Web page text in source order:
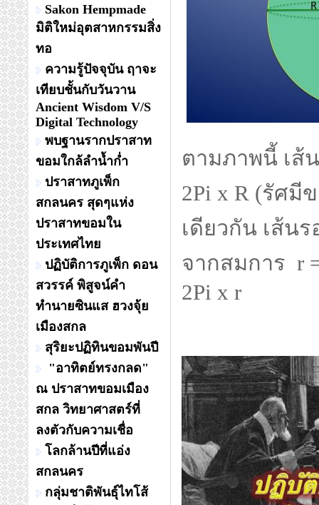
Sakon Hempmade
มิติใหม่อุตสาหกรรมสิ่ง
ทอ
ความรู้ปัจจุบัน ฤาจะ
เทียบชั้นกับวันวาน
Ancient Wisdom V/S
Digital Technology
พบฐานรากปราสาท
ขอมใกล้ลำน้ำก่ำ
ปราสาทภูเพ็ก
สกลนคร สุดๆแห่ง
ปราสาทขอมใน
ประเทศไทย
ปฏิบัติการภูเพ็ก ดอน
สวรรค์ พิสูจน์คำ
ทำนายซินแส ฮวงจุ้ย
เมืองสกล
สุริยะปฏิทินขอมพันปี
"อาทิตย์ทรงกลด"
ณ ปราสาทขอมเมือง
สกล วิทยาศาสตร์ที่
ลงตัวกับความเชื่อ
โลกล้านปีที่แอ่ง
สกลนคร
กลุ่มชาติพันธุ์ไทโส้
ตามภาพนี้ เส้
2Pi x R (รัศ
เดียวกัน เส้น
จากสมการ r
2Pi x r